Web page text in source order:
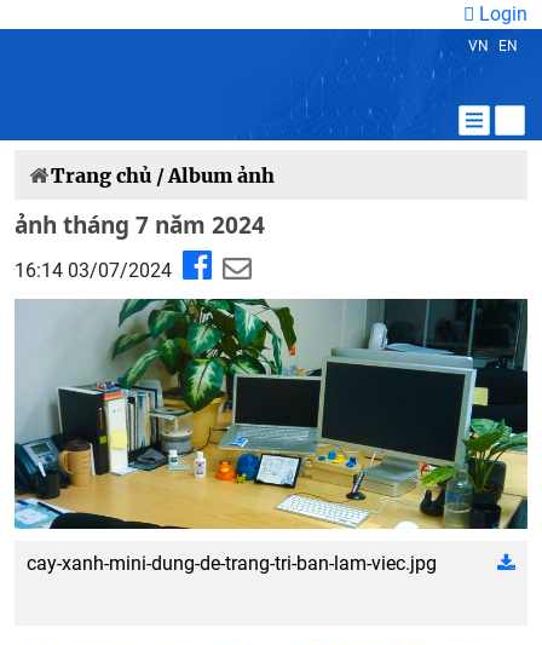
Login
VN EN
Trang chủ /Album ảnh
ảnh tháng 7 năm 2024
16:14 03/07/2024
cay-xanh-mini-dung-de-trang-tri-ban-lam-viec.jpg